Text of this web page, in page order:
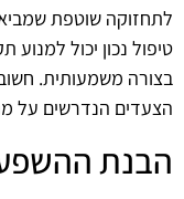
לתחזוקה שוטפת
טיפול נכון יכול
בצורה משמעותית.
הצעדים הנדרשים על
הבנת